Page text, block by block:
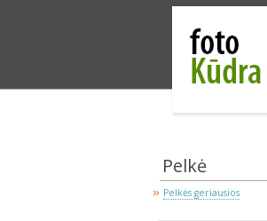
Pelkė
» Pelkės geriausios